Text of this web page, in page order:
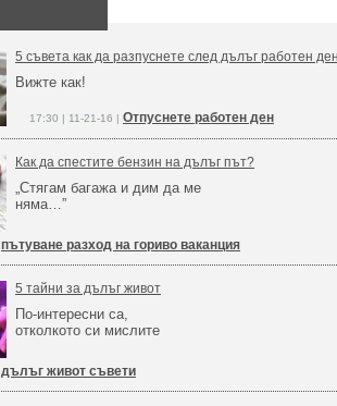
5 съвета как да разпуснете след дълъг работен
Вижте как!
17:30 | 11-21-16 | Отпуснете работен ден
Как да спестите бензин на дълъг път?
„Стягам багажа и дим да ме
няма…”
пътуване разход на гориво ваканция
5 тайни за дълъг живот
По-интересни са,
отколкото си мислите
дълъг живот съвети